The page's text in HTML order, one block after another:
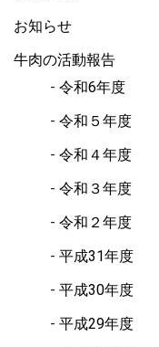
お知らせ
牛肉の活動報告
令和6年度
令和５年度
令和４年度
令和３年度
令和２年度
平成31年度
平成30年度
平成29年度